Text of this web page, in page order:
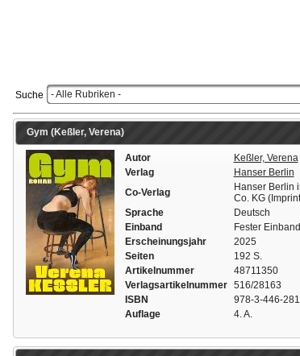
Suche - Alle Rubriken -
Gym (Keßler, Verena)
Autor
Keßler, Verena
Verlag
Hanser Berlin
Co-Verlag
Hanser Berlin
Co. KG
Sprache
Deutsch
Einband
Fester Einband
Erscheinungsjahr
2025
Seiten
192 S.
Artikelnummer
48711350
Verlagsartikelnummer
516/28163
ISBN
978-3-446-
Auflage
4. A.